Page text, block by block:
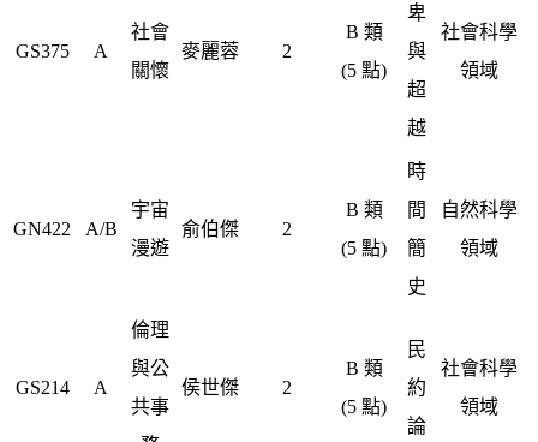
GS375 A
社會
關懷
麥麗蓉 2
B 類
(5 點)
卑
與
超
越
社會科學
領域
GN422 A/B
宇宙
漫遊
俞伯傑 2
B 類
(5 點)
時
間
簡
史
自然科學
領域
GS214 A
倫理
與公
共事
侯世傑 2
B 類
(5 點)
民
約
論
社會科學
領域